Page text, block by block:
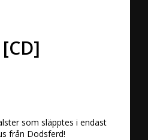
som släpptes i endast
från Dodsferd!